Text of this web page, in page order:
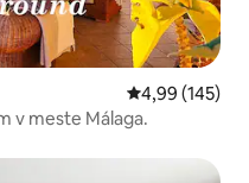
Priemerné
4,99 (145)
v meste Málaga.